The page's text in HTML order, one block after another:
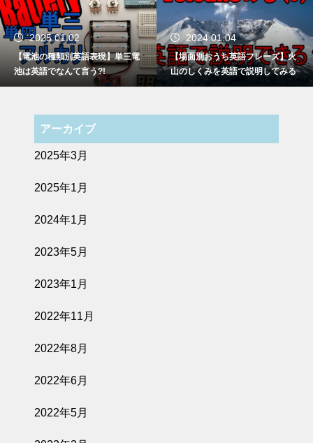
2025.01.02
【電池の種類別英語表現】単三電
池は英語でなんて言う?!
2024.01.04
【場面別おうち英語フレーズ】火
山のしくみを英語で説明してみる
アーカイブ
2025年3月
2025年1月
2024年1月
2023年5月
2023年1月
2022年11月
2022年8月
2022年6月
2022年5月